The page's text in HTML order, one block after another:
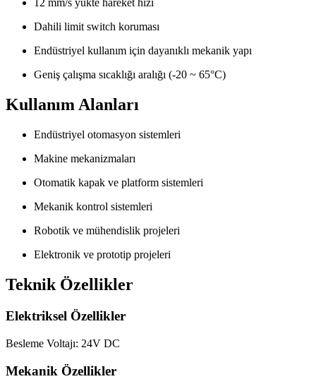
12 mm/s yükte hareket hızı
Dahili limit switch koruması
Endüstriyel kullanım için dayanıklı mekanik yapı
Geniş çalışma sıcaklığı aralığı (-20 ~ 65°C)
Kullanım Alanları
Endüstriyel otomasyon sistemleri
Makine mekanizmaları
Otomatik kapak ve platform sistemleri
Mekanik kontrol sistemleri
Robotik ve mühendislik projeleri
Elektronik ve prototip projeleri
Teknik Özellikler
Elektriksel Özellikler
Besleme Voltajı: 24V DC
Mekanik Özellikler